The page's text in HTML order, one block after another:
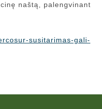
naštą, palengvinant
susitarimas-gali-